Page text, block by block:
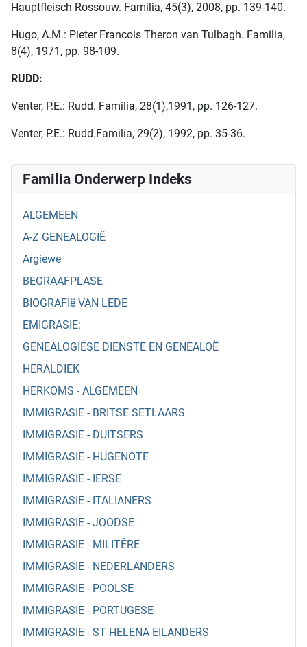
Familia Onderwerp Indeks
ALGEMEEN
A-Z GENEALOGIË
Argiewe
BEGRAAFPLASE
BIOGRAFIë VAN LEDE
EMIGRASIE:
GENEALOGIESE DIENSTE EN GENEALOË
HERALDIEK
HERKOMS - ALGEMEEN
IMMIGRASIE - BRITSE SETLAARS
IMMIGRASIE - DUITSERS
IMMIGRASIE - HUGENOTE
IMMIGRASIE - IERSE
IMMIGRASIE - ITALIANERS
IMMIGRASIE - JOODSE
IMMIGRASIE - MILITÊRE
IMMIGRASIE - NEDERLANDERS
IMMIGRASIE - POOLSE
IMMIGRASIE - PORTUGESE
IMMIGRASIE - ST HELENA EILANDERS
Hauptfleisch Rossouw. Familia, 45(3), 2008, pp. 139-140.
Hugo, A.M.: Pieter Francois Theron van Tulbagh. Familia,
8(4), 1971, pp. 98-109.
RUDD:
Venter, P.E.: Rudd. Familia, 28(1),1991, pp. 126-127.
Venter, P.E.: Rudd.Familia, 29(2), 1992, pp. 35-36.